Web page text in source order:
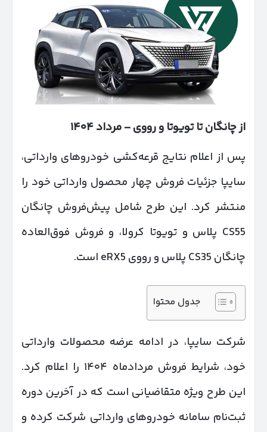
از چانگان تا تویوتا و رووی–مرداد۱۴۰۴
پس از اعلام نتایج قرعه‌کشی خودروهای وارداتی،
سایپا جزئیات فروش چهار محصول وارداتی خود را
منتشر کرد. این طرح شامل پیش‌فروش چانگان
CS55 پلاس و تویوتا کرولا، و فروش فوق‌العاده
چانگان CS35 پلاس و رووی eRX5 است.
جدول محتوا
شرکت سایپا، در ادامه عرضه محصولات وارداتی
خود، شرایط فروش مردادماه ۱۴۰۴ را اعلام کرد.
این طرح ویژه متقاضیانی است که در آخرین دوره
ثبت‌نام سامانه خودروهای وارداتی شرکت کرده و